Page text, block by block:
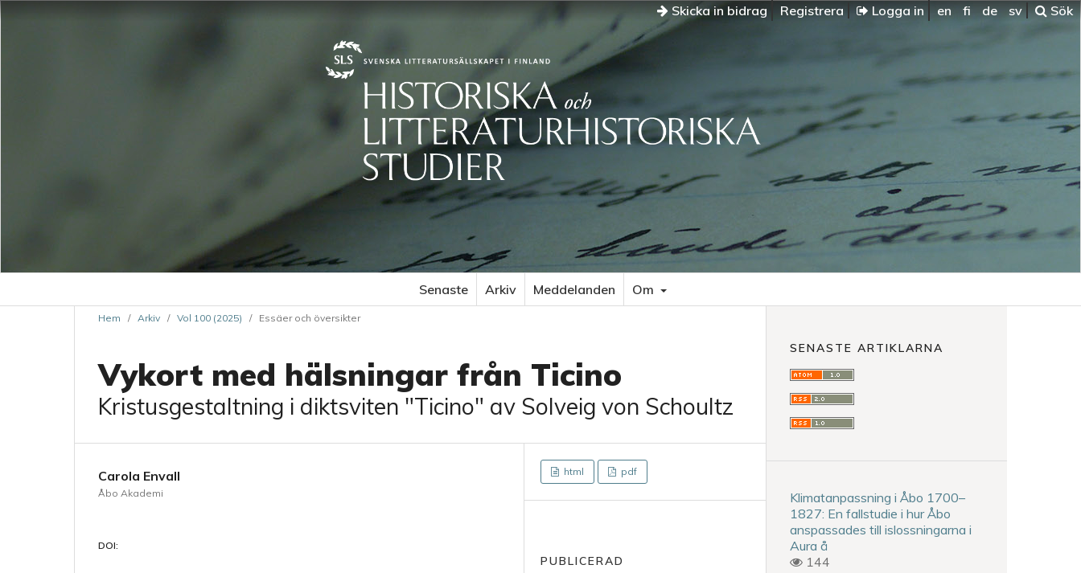
Skicka in bidrag Registrera Logga in en fi de sv Sök
Senaste Arkiv Meddelanden Om
Hem / Arkiv / Vol 100 (2025) / Essäer och översikter
Vykort med hälsningar från Ticino
Kristusgestaltning i diktsviten "Ticino" av Solveig von Schoultz
Carola Envall
Åbo Akademi
DOI:
html pdf
PUBLICERAD
SENASTE ARTIKLARNA
Klimatanpassning i Åbo 1700–
1827: En fallstudie i hur Åbo
anspassades till islossningarna i
Aura å
144